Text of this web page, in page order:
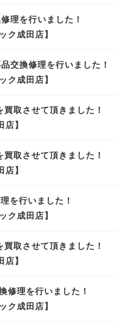
理を行いました！
ク成田店】
交換修理を行いました！
ク成田店】
取させて頂きました！
】
取させて頂きました！
】
行いました！
ク成田店】
取させて頂きました！
】
理を行いました！
ク成田店】